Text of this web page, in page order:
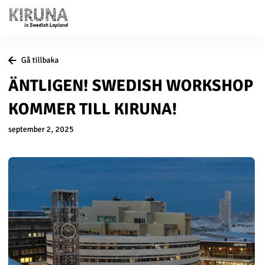
Gå tillbaka
ÄNTLIGEN! SWEDISH WORKSHOP
KOMMER TILL KIRUNA!
september 2, 2025